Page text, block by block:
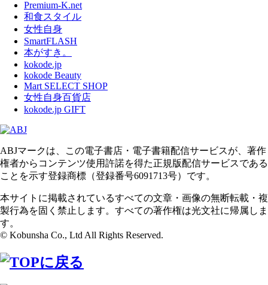
Premium-K.net
和食スタイル
女性自身
SmartFLASH
本がすき。
kokode.jp
kokode Beauty
Mart SELECT SHOP
女性自身百貨店
kokode.jp GIFT
ABJマークは、この電子書店・電子書籍配信サービスが、著作
権者からコンテンツ使用許諾を得た正規版配信サービスである
ことを示す登録商標（登録番号6091713号）です。
本サイトに掲載されているすべての文章・画像の無断転載・複
製行為を固く禁止します。すべての著作権は光文社に帰属しま
す。
© Kobunsha Co., Ltd All Rights Reserved.